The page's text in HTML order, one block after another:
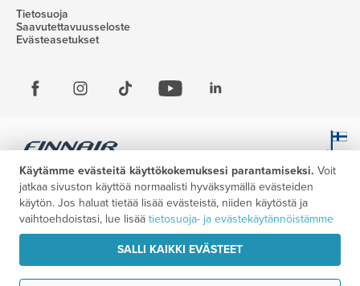
Tietosuoja
Saavutettavuusseloste
Evästeasetukset
Käytämme evästeitä käyttökokemuksesi parantamiseksi. Voit
jatkaa sivuston käyttöä normaalisti hyväksymällä evästeiden
käytön. Jos haluat tietää lisää evästeistä, niiden käytöstä ja
vaihtoehdoistasi, lue lisää tietosuoja- ja evästekäytännöistämme
SALLI KAIKKI EVÄSTEET